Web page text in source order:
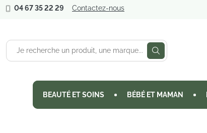
04 67 35 22 29 Contactez-nous
BEAUTÉ ET SOINS BÉBÉ ET MAMAN